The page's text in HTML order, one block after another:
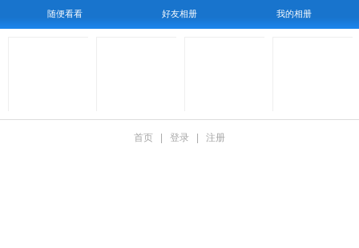
随便看看 好友相册 我的相册
首页 登录 注册